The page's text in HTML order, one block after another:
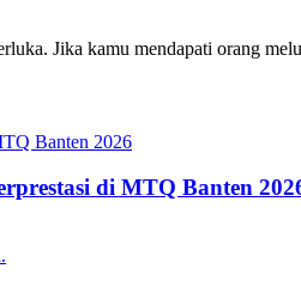
Jika kamu mendapati orang
di MTQ Banten